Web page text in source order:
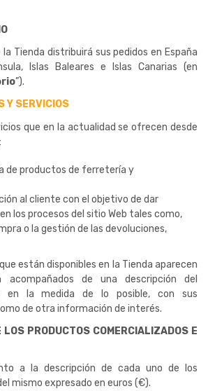
Tienda distribuirá sus pedidos en España
Islas Baleares e Islas Canarias (en
”).
Y SERVICIOS
que en la actualidad se ofrecen desde
de productos de ferretería y
al cliente con el objetivo de dar
los procesos del sitio Web tales como,
o la gestión de las devoluciones,
están disponibles en la Tienda aparecen
de una descripción del
en la medida de lo posible, con sus
de otra información de interés.
LOS PRODUCTOS COMERCIALIZADOS E
a la descripción de cada uno de los
mismo expresado en euros (€).